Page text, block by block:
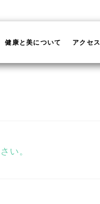
健康と美について アクセス
い。